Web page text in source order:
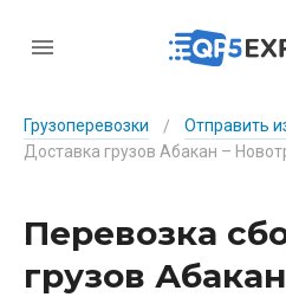
Грузоперевозки / Отправить
Перевозка
грузов